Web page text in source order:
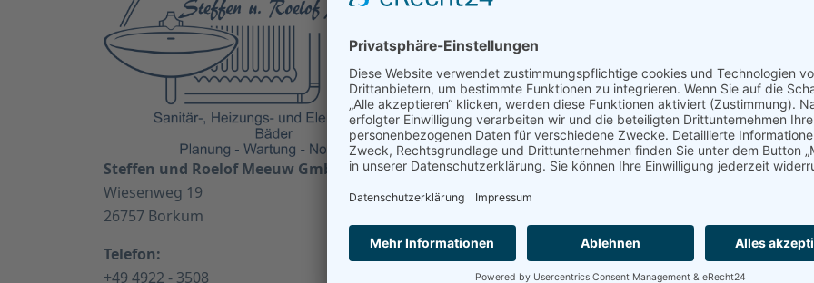
Steffen und Roelof Meeuw GmbH
Wiesenweg 19
26757 Borkum
Telefon:
+49 4922 - 3508